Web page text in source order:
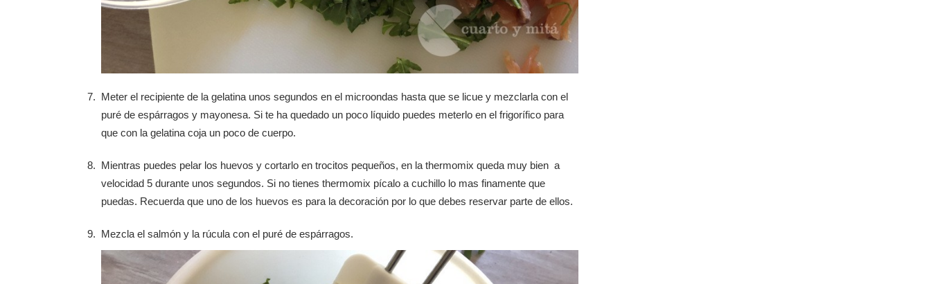
Meter el recipiente de la gelatina unos segundos en el microondas hasta que se licue y mezclarla con el
puré de espárragos y mayonesa. Si te ha quedado un poco líquido puedes meterlo en el frigorífico para
que con la gelatina coja un poco de cuerpo.
Mientras puedes pelar los huevos y cortarlo en trocitos pequeños, en la thermomix queda muy bien a
velocidad 5 durante unos segundos. Si no tienes thermomix pícalo a cuchillo lo mas finamente que
puedas. Recuerda que uno de los huevos es para la decoración por lo que debes reservar parte de ellos.
Mezcla el salmón y la rúcula con el puré de espárragos.